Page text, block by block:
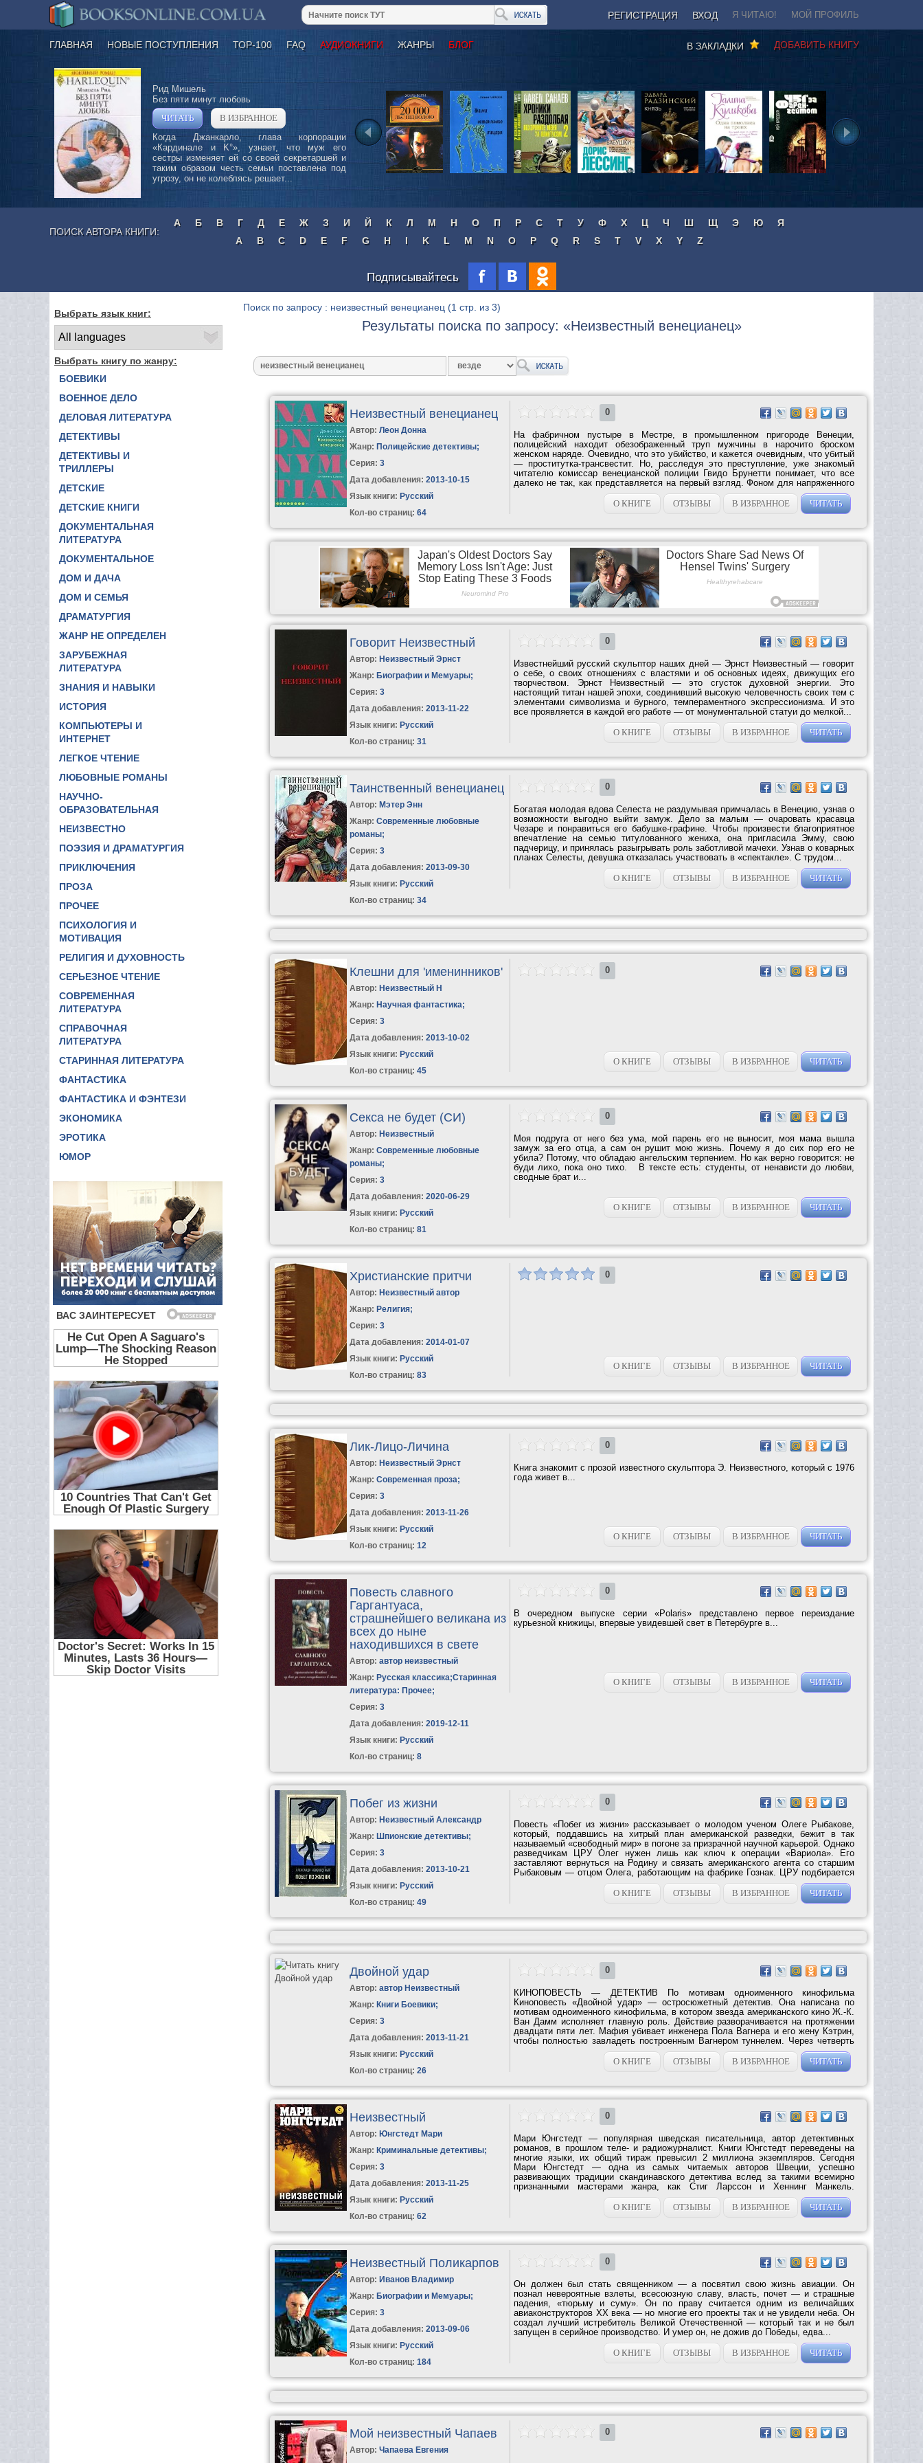
РЕГИСТРАЦИЯ ВХОД Я ЧИТАЮ! МОЙ ПРОФИЛЬ
ГЛАВНАЯ НОВЫЕ ПОСТУПЛЕНИЯ ТОР-100 FAQ АУДИОКНИГИ ЖАНРЫ БЛОГ ДОБАВИТЬ КНИГУ
В ЗАКЛАДКИ
Рид Мишель
Без пяти минут любовь
ЧИТАТЬ
В ИЗБРАННОЕ
Когда Джанкарло, глава корпорации
«Кардинале и K°», узнает, что муж его
сестры изменяет ей со своей секретаршей и
таким образом честь семьи поставлена под
угрозу, он не колеблясь решает...
ПОИСК АВТОРА КНИГИ:
А Б В Г Д Е Ж З И Й К Л М Н О П Р С Т У Ф Х Ц Ч Ш Щ Э Ю
Я
A
B C D E F G H I K L M N O P Q R S T V X Y Z
Подписывайтесь
Выбрать язык книг:
Выбрать книгу по жанру:
БОЕВИКИ
ВОЕННОЕ ДЕЛО
ДЕЛОВАЯ ЛИТЕРАТУРА
ДЕТЕКТИВЫ
ДЕТЕКТИВЫ И
ТРИЛЛЕРЫ
ДЕТСКИЕ
ДЕТСКИЕ КНИГИ
ДОКУМЕНТАЛЬНАЯ
ЛИТЕРАТУРА
ДОКУМЕНТАЛЬНОЕ
ДОМ И ДАЧА
ДОМ И СЕМЬЯ
ДРАМАТУРГИЯ
ЖАНР НЕ ОПРЕДЕЛЕН
ЗАРУБЕЖНАЯ
ЛИТЕРАТУРА
ЗНАНИЯ И НАВЫКИ
ИСТОРИЯ
КОМПЬЮТЕРЫ И
ИНТЕРНЕТ
ЛЕГКОЕ ЧТЕНИЕ
ЛЮБОВНЫЕ РОМАНЫ
НАУЧНО-
ОБРАЗОВАТЕЛЬНАЯ
НЕИЗВЕСТНО
ПОЭЗИЯ И ДРАМАТУРГИЯ
ПРИКЛЮЧЕНИЯ
ПРОЗА
ПРОЧЕЕ
ПСИХОЛОГИЯ И
МОТИВАЦИЯ
РЕЛИГИЯ И ДУХОВНОСТЬ
СЕРЬЕЗНОЕ ЧТЕНИЕ
СОВРЕМЕННАЯ
ЛИТЕРАТУРА
СПРАВОЧНАЯ
ЛИТЕРАТУРА
СТАРИННАЯ ЛИТЕРАТУРА
ФАНТАСТИКА
ФАНТАСТИКА И ФЭНТЕЗИ
ЭКОНОМИКА
ЭРОТИКА
ЮМОР
Поиск по запросу : неизвестный венецианец (1 стр. из 3)
Результаты поиска по запросу: «Неизвестный венецианец»
Неизвестный венецианец
Автор:Леон Донна
Жанр: Полицейские детективы;
Серия:3
Дата добавления: 2013-10-15
Язык книги: Русский
Кол-во страниц: 64
0
На фабричном пустыре в Местре, в промышленном пригороде Венеции,
полицейский находит обезображенный труп мужчины в нарочито броском
женском наряде. Очевидно, что это убийство, и кажется очевидным, что убитый
— проститутка-трансвестит. Но, расследуя это преступление, уже знакомый
читателю комиссар венецианской полиции Гвидо Брунетти понимает, что все
далеко не так, как представляется на первый взгляд. Фоном для напряженного
О КНИГЕ
ОТЗЫВЫ В ИЗБРАННОЕ ЧИТАТЬ
Говорит Неизвестный
Автор: Неизвестный Эрнст
Жанр: Биографии и Мемуары;
Серия:3
Дата добавления: 2013-11-22
Язык книги: Русский
Кол-во страниц: 31
0
Известнейший русский скульптор наших дней — Эрнст Неизвестный — говорит
о себе, о своих отношениях с властями и об основных идеях, движущих его
творчеством. Эрнст Неизвестный — это сгусток духовной энергии. Это
настоящий титан нашей эпохи, соединивший высокую человечность своих тем с
элементами символизма и бурного, темпераментного экспрессионизма. И это
все проявляется в каждой его работе — от монументальной статуи до мелкой...
О КНИГЕ
ОТЗЫВЫ В ИЗБРАННОЕ ЧИТАТЬ
Таинственный венецианец
Автор: Мэтер Энн
Жанр: Современные любовные
романы;
Серия:3
Дата добавления: 2013-09-30
Язык книги: Русский
Кол-во страниц: 34
0
Богатая молодая вдова Селеста не раздумывая примчалась в Венецию, узнав о
возможности выгодно выйти замуж. Дело за малым — очаровать красавца
Чезаре и понравиться его бабушке-графине. Чтобы произвести благоприятное
впечатление на семью титулованного жениха, она пригласила Эмму, свою
падчерицу, и принялась разыгрывать роль заботливой мачехи. Узнав о коварных
планах Селесты, девушка отказалась участвовать в «спектакле». С трудом...
О КНИГЕ
ОТЗЫВЫ В ИЗБРАННОЕ ЧИТАТЬ
Клешни для 'именинников'
Автор: Неизвестный Н
Жанр: Научная фантастика;
Серия:3
Дата добавления: 2013-10-02
Язык книги: Русский
Кол-во страниц: 45
0
О КНИГЕ ОТЗЫВЫ В ИЗБРАННОЕ ЧИТАТЬ
Секса не будет (СИ)
Автор: Неизвестный
Жанр: Современные любовные
романы;
Серия:3
Дата добавления: 2020-06-29
Язык книги: Русский
Кол-во страниц: 81
0
Моя подруга от него без ума, мой парень его не выносит, моя мама вышла
замуж за его отца, а сам он рушит мою жизнь. Почему я до сих пор его не
убила? Потому, что обладаю ангельским терпением. Но как верно говорится: не
буди лихо, пока оно тихо. В тексте есть: студенты, от ненависти до любви,
сводные брат и...
О КНИГЕ ОТЗЫВЫ В ИЗБРАННОЕ ЧИТАТЬ
Христианские притчи
Автор: Неизвестный автор
Жанр: Религия;
Серия:3
Дата добавления: 2014-01-07
Язык книги: Русский
Кол-во страниц: 83
0
О КНИГЕ ОТЗЫВЫ В ИЗБРАННОЕ ЧИТАТЬ
Лик-Лицо-Личина
Автор: Неизвестный Эрнст
Жанр: Современная проза;
Серия:3
Дата добавления: 2013-11-26
Язык книги: Русский
Кол-во страниц: 12
0
Книга знакомит с прозой известного скульптора Э. Неизвестного, который с 1976
года живет в...
О КНИГЕ ОТЗЫВЫ В ИЗБРАННОЕ ЧИТАТЬ
Повесть славного
Гаргантуаса,
страшнейшего великана из
всех до ныне
находившихся в свете
Автор:автор неизвестный
Жанр: Русская классика;Старинная
литература: Прочее;
Серия:3
Дата добавления: 2019-12-11
Язык книги: Русский
Кол-во страниц: 8
0
В очередном выпуске серии «Polaris» представлено первое переиздание
курьезной книжицы, впервые увидевшей свет в Петербурге в...
О КНИГЕ ОТЗЫВЫ В ИЗБРАННОЕ ЧИТАТЬ
Побег из жизни
Автор: Неизвестный Александр
Жанр: Шпионские детективы;
Серия:3
Дата добавления: 2013-10-21
Язык книги: Русский
Кол-во страниц: 49
0
Повесть «Побег из жизни» рассказывает о молодом ученом Олеге Рыбакове,
который, поддавшись на хитрый план американской разведки, бежит в так
называемый «свободный мир» в погоне за призрачной научной карьерой. Однако
разведчикам ЦРУ Олег нужен лишь как ключ к операции «Вариола». Его
заставляют вернуться на Родину и связать американского агента со старшим
Рыбаковым — отцом Олега, работающим на фабрике Гознак. ЦРУ подбирается
О КНИГЕ
ОТЗЫВЫ В ИЗБРАННОЕ ЧИТАТЬ
Двойной удар
Автор:автор Неизвестный
Жанр: Книги Боевики;
Серия:3
Дата добавления: 2013-11-21
Язык книги: Русский
Кол-во страниц: 26
0
КИНОПОВЕСТЬ — ДЕТЕКТИВ По мотивам одноименного кинофильма
Киноповесть «Двойной удар» — остросюжетный детектив. Она написана по
мотивам одноименного кинофильма, в котором звезда американского кино Ж.-К.
Ван Дамм исполняет главную роль. Действие разворачивается на протяжении
двадцати пяти лет. Мафия убивает инженера Пола Вагнера и его жену Кэтрин,
чтобы полностью завладеть построенным Вагнером туннелем. Через четверть
О КНИГЕ
ОТЗЫВЫ В ИЗБРАННОЕ ЧИТАТЬ
Неизвестный
Автор: Юнгстедт Мари
Жанр: Криминальные детективы;
Серия:3
Дата добавления: 2013-11-25
Язык книги: Русский
Кол-во страниц: 62
0
Мари Юнгстедт — популярная шведская писательница, автор детективных
романов, в прошлом теле- и радиожурналист. Книги Юнгстедт переведены на
многие языки, их общий тираж превысил 2 миллиона экземпляров. Сегодня
Мари Юнгстедт — одна из самых читаемых авторов Швеции, успешно
развивающих традиции скандинавского детектива вслед за такими всемирно
признанными мастерами жанра, как Стиг Ларссон и Хеннинг Манкель.
О КНИГЕ
ОТЗЫВЫ В ИЗБРАННОЕ ЧИТАТЬ
Неизвестный Поликарпов
Автор: Иванов Владимир
Жанр: Биографии и Мемуары;
Серия:3
Дата добавления: 2013-09-06
Язык книги: Русский
Кол-во страниц: 184
0
Он должен был стать священником — а посвятил свою жизнь авиации. Он
познал невероятные взлеты, всесоюзную славу, власть, почет — и страшные
падения, «тюрьму и суму». Он по праву считается одним из величайших
авиаконструкторов ХХ века — но многие его проекты так и не увидели неба. Он
создал лучший истребитель Великой Отечественной — который так и не был
запущен в серийное производство. И умер он, не дожив до Победы, едва...
О КНИГЕ
ОТЗЫВЫ В ИЗБРАННОЕ ЧИТАТЬ
Мой неизвестный Чапаев
Автор:Чапаева Евгения
0